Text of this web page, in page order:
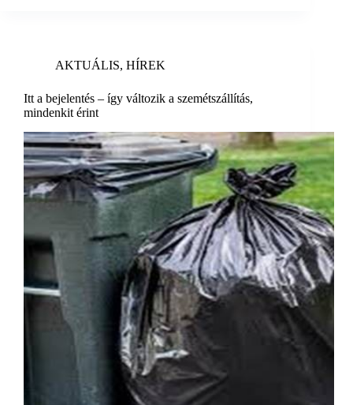
AKTUÁLIS, HÍREK
Itt a bejelentés – így változik a szemétszállítás,
mindenkit érint